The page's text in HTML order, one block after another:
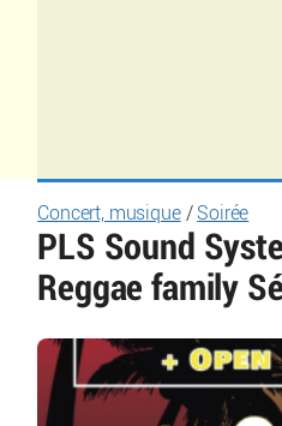
Concert, musique/ Soirée
PLS Sound
Reggae family